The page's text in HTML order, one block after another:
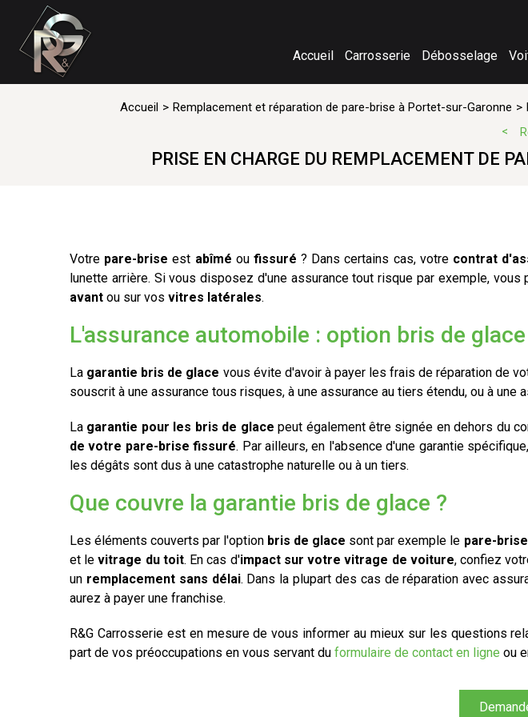
Accueil Carrosserie Débosselage
Accueil Remplacement et réparation de pare-brise à Portet-sur-Garonne
PRISE EN CHARGE DU REMPLACEMENT DE
Votre pare-brise est abîmé ou fissuré ? Dans certains cas, votre contrat
lunette arrière. Si vous disposez d'une assurance tout risque par exemple,
avant ou sur vos vitres latérales.
L'assurance automobile : option bris de glace
La garantie bris de glace vous évite d'avoir à payer les frais de réparation de
souscrit à une assurance tous risques, à une assurance au tiers étendu, ou à une
La garantie pour les bris de glace peut également être signée en dehors du
de votre pare-brise fissuré. Par ailleurs, en l'absence d'une garantie
les dégâts sont dus à une catastrophe naturelle ou à un tiers.
Que couvre la garantie bris de glace ?
Les éléments couverts par l'option bris de glace sont par exemple le pare-
et levitrage du toit. En cas d'impact sur votre vitrage de voiture, confiez
un remplacement sans délai. Dans la plupart des cas de réparation avec
aurez à payer une franchise.
R&G Carrosserie est en mesure de vous informer au mieux sur les questions
part de vos préoccupations en vous servant du formulaire de contact en ligne ou